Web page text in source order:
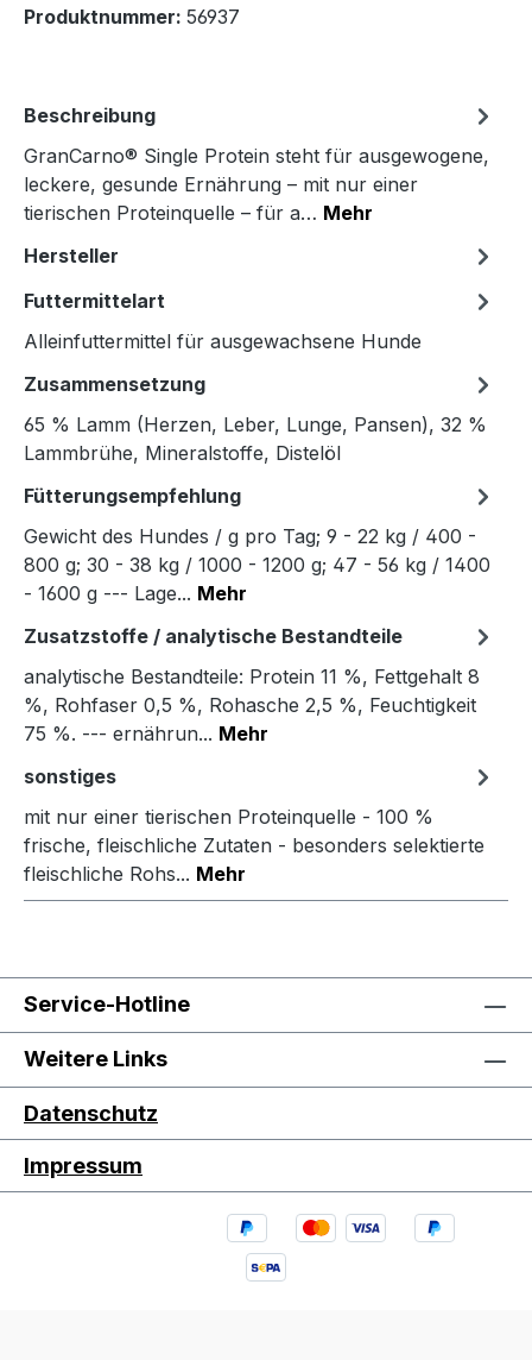
Produktnummer: 56937
Beschreibung
GranCarno® Single Protein steht für ausgewogene,
leckere, gesunde Ernährung – mit nur einer
tierischen Proteinquelle – für a… Mehr
Hersteller
Futtermittelart
Alleinfuttermittel für ausgewachsene Hunde
Zusammensetzung
65 % Lamm (Herzen, Leber, Lunge, Pansen), 32 %
Lammbrühe, Mineralstoffe, Distelöl
Fütterungsempfehlung
Gewicht des Hundes / g pro Tag; 9 - 22 kg / 400 -
800 g; 30 - 38 kg / 1000 - 1200 g; 47 - 56 kg / 1400
- 1600 g --- Lage... Mehr
Zusatzstoffe / analytische Bestandteile
analytische Bestandteile: Protein 11 %, Fettgehalt 8
%, Rohfaser 0,5 %, Rohasche 2,5 %, Feuchtigkeit
75 %. --- ernährun... Mehr
sonstiges
mit nur einer tierischen Proteinquelle - 100 %
frische, fleischliche Zutaten - besonders selektierte
fleischliche Rohs... Mehr
Service-Hotline
Weitere Links
Datenschutz
Impressum